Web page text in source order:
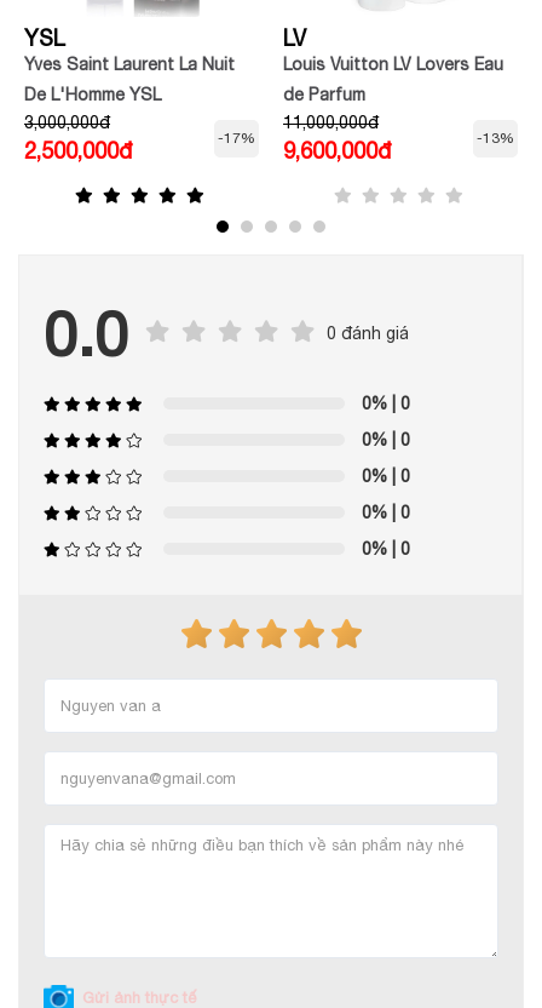
YSL
Yves Saint Laurent La Nuit
De L'Homme YSL
3,000,000đ
2,500,000đ
-17%
LV
Louis Vuitton LV Lovers Eau
de Parfum
11,000,000đ
9,600,000đ
-13%
0.0 0 đánh giá
0% | 0
0% | 0
0% | 0
0% | 0
0% | 0
Gửi ảnh thực tế